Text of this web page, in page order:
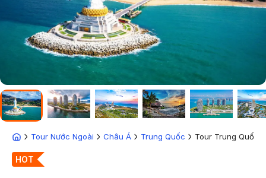
Tour Nước Ngoài Châu Á Trung Quốc Tour Trung Quốc
HOT